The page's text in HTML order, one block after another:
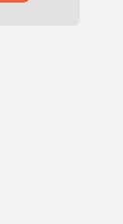
sur
cet article sur